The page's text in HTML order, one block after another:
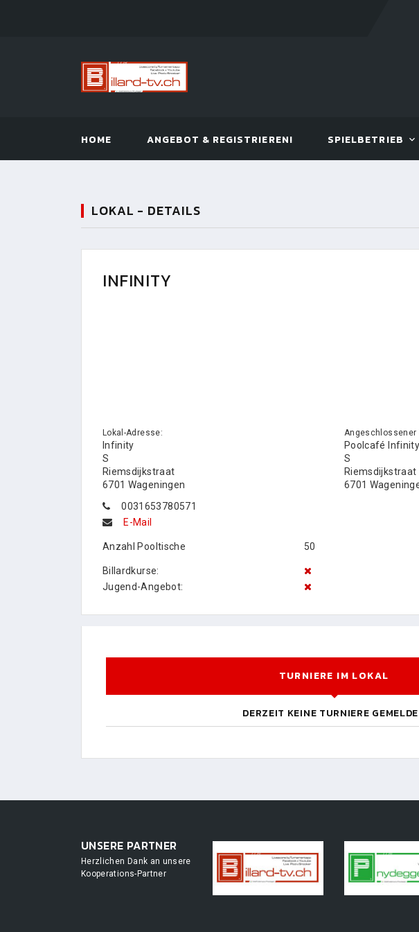
HOME ANGEBOT & REGISTRIEREN! SPIELBETRIEB
LOKAL - DETAILS
INFINITY
Lokal-Adresse:
Infinity
S
Riemsdijkstraat
6701 Wageningen
0031653780571
E-Mail
Anzahl Pooltische 50
Billardkurse:
Jugend-Angebot:
Angeschlossener
Poolcafé Infinity
S
Riemsdijkstraat
6701
TURNIERE IM LOKAL
DERZEIT KEINE TURNIERE
UNSERE PARTNER
Herzlichen Dank an unsere
Kooperations-Partner